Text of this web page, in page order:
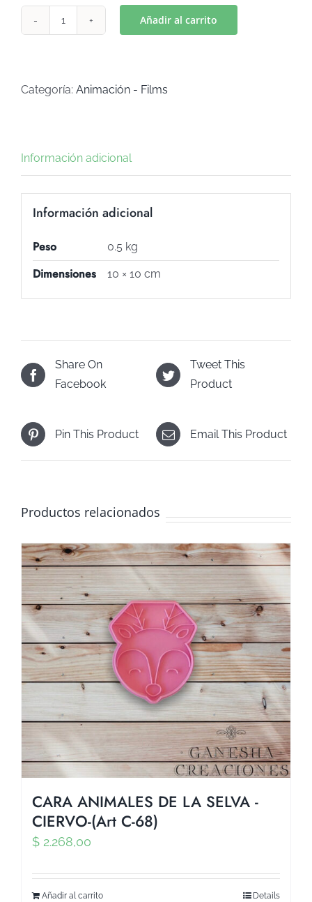
C-
Añadir al carrito
Categoría: Animación - Films
Información adicional
Información adicional
Peso 0.5 kg
Dimensiones 10 × 10 cm
Share On
Facebook
Tweet This
Product
Pin This Product Email This Product
Productos relacionados
CARA ANIMALES DE LA SELVA -
CIERVO-(Art C-68)
$ 2.268,00
Añadir al carrito Details